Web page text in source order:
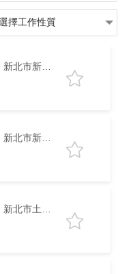
新北市新店區
新北市新店區
新北市土城區